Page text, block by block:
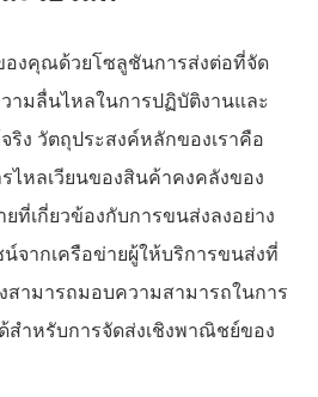
องคุณด้วยโซลูชันการส่งต่อที่จัด
มลื่นไหลในการปฏิบัติงานและ
ริง วัตถุประสงค์หลักของเราคือ
ไหลเวียนของสินค้าคงคลังของ
เกี่ยวข้องกับการขนส่งลงอย่าง
จากเครือข่ายผู้ให้บริการขนส่งที่
งสามารถมอบความสามารถในการ
สำหรับการจัดส่งเชิงพาณิชย์ของ